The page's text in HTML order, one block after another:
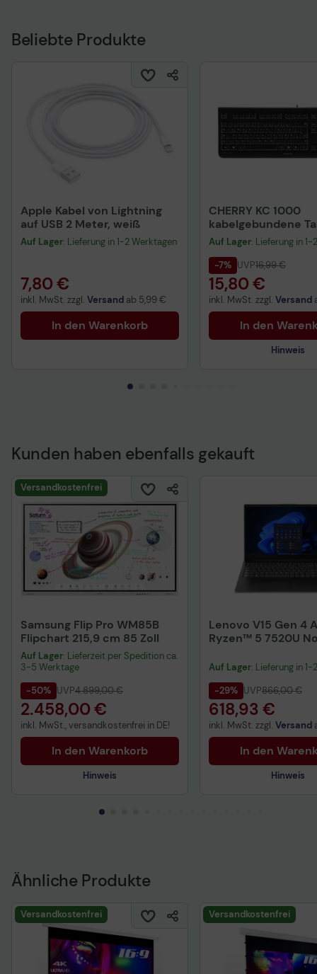
Beliebte Produkte
Apple Kabel von Lightning
auf USB 2 Meter, weiß
Auf Lager: Lieferung in 1-2 Werktagen
7,80 €
inkl. MwSt. zzgl. Versand ab 5,99 €
In den Warenkorb
CHERRY KC 1000
kabelgebundene
QWERTZ DE -
Auf Lager: Lieferung in
-7% UVP16,99 €
15,80 €
inkl. MwSt. zzgl. Versand
In den
Hinweis
Technisches
Kunden haben ebenfalls gekauft
Versandkostenfrei
Samsung Flip Pro WM85B
Flipchart 215,9 cm 85 Zoll
Auf Lager: Lieferzeit per Spedition ca.
3-5 Werktage
-50% UVP4.899,00 €
2.458,00 €
inkl. MwSt., versandkostenfrei in DE!
In den Warenkorb
Hinweis
Lenovo V15 Gen 4
Ryzen™ 5 7520U
Auf Lager: Lieferung in
-29% UVP866,00 €
618,93 €
inkl. MwSt. zzgl. Versand
In den
Hinweis
Technisches
Vorvertragliche
Ähnliche Produkte
Versandkostenfrei Versandkostenfrei